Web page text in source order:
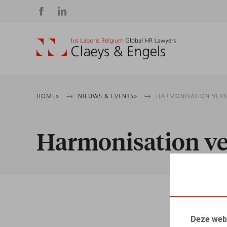
Deze
Social
media
Kruimelpad
HOME NIEUWS & EVENTS HARMONISATION
Harmonisation